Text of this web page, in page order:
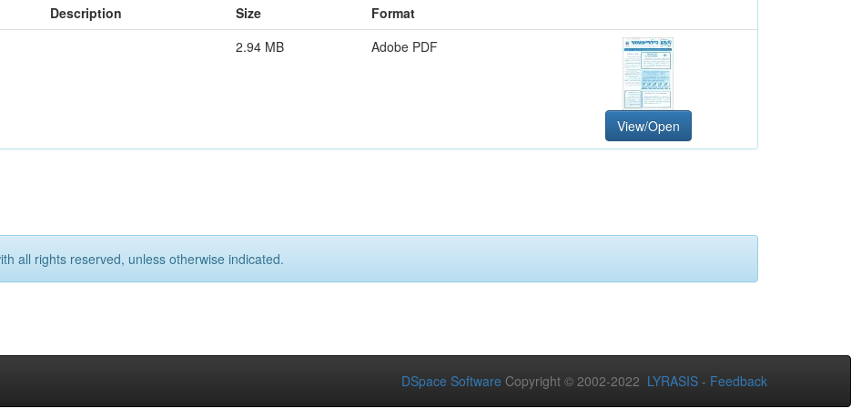
Description Size
Format
2.94 MB Adobe PDF
View/Open
all rights reserved, unless otherwise indicated.
DSpace Software Copyright © 2002-2022 LYRASIS - Feedback